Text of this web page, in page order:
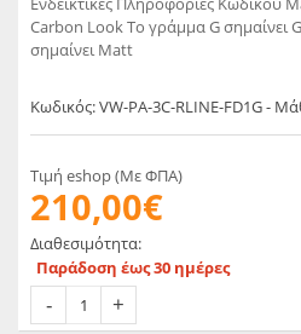
Carbon Look Το γράμμα G σημαίνει
σημαίνει Matt
Κωδικός: VW-PA-3C-RLINE-FD1G -
Τιμή eshop (Με ΦΠΑ)
210,00€
Διαθεσιμότητα:
Παράδοση έως 30 ημέρες